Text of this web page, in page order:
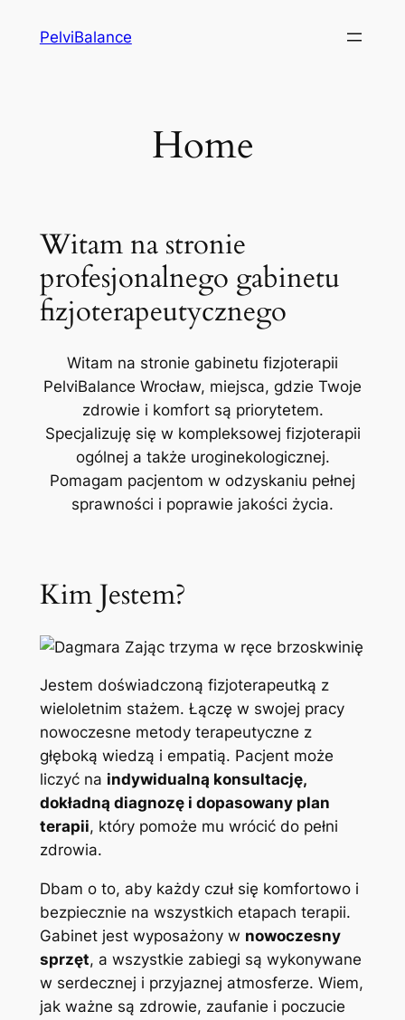
PelviBalance
Home
Witam na stronie
profesjonalnego gabinetu
fizjoterapeutycznego
Witam na stronie gabinetu fizjoterapii
PelviBalance Wrocław, miejsca, gdzie Twoje
zdrowie i komfort są priorytetem.
Specjalizuję się w kompleksowej fizjoterapii
ogólnej a także uroginekologicznej.
Pomagam pacjentom w odzyskaniu pełnej
sprawności i poprawie jakości życia.
Kim Jestem?
Jestem doświadczoną fizjoterapeutką z
wieloletnim stażem. Łączę w swojej pracy
nowoczesne metody terapeutyczne z
głęboką wiedzą i empatią. Pacjent może
liczyć na indywidualną konsultację,
dokładną diagnozę i dopasowany plan
terapii, który pomoże mu wrócić do pełni
zdrowia.
Dbam o to, aby każdy czuł się komfortowo i
bezpiecznie na wszystkich etapach terapii.
Gabinet jest wyposażony w nowoczesny
sprzęt, a wszystkie zabiegi są wykonywane
w serdecznej i przyjaznej atmosferze. Wiem,
jak ważne są zdrowie, zaufanie i poczucie